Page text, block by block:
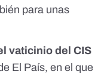
para unas
vaticinio del CIS
El País, en el que